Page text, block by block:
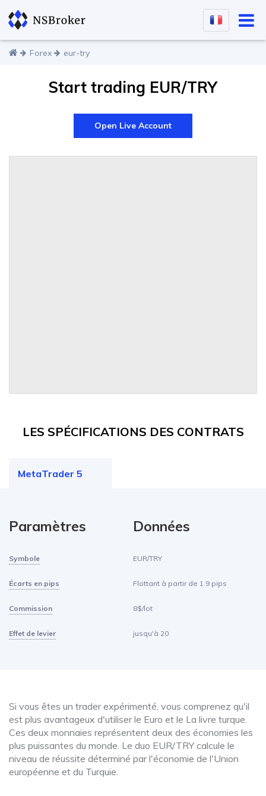
Forex eur-try
Start trading EUR/TRY
Open Live Account
LES SPÉCIFICATIONS DES CONTRATS
MetaTrader 5
Paramètres Données
Symbole EUR/TRY
Écarts en pips Flottant à partir de 1.9 pips
Commission 8$/lot
Effet de levier jusqu'à 20
Si vous êtes un trader expérimenté, vous comprenez qu'il
est plus avantageux d'utiliser le Euro et le La livre turque.
Ces deux monnaies représentent deux des économies les
plus puissantes du monde. Le duo EUR/TRY calcule le
niveau de réussite déterminé par l'économie de l'Union
européenne et du Turquie.